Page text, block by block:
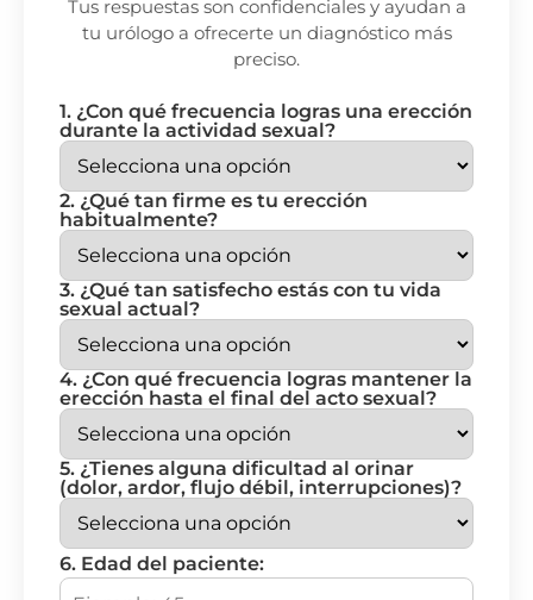
Tus respuestas son confidenciales y ayudan a
tu urólogo a ofrecerte un diagnóstico más
preciso.
1. ¿Con qué frecuencia logras una erección
durante la actividad sexual?
2. ¿Qué tan firme es tu erección
habitualmente?
3. ¿Qué tan satisfecho estás con tu vida
sexual actual?
4. ¿Con qué frecuencia logras mantener la
erección hasta el final del acto sexual?
5. ¿Tienes alguna dificultad al orinar
(dolor, ardor, flujo débil, interrupciones)?
6. Edad del paciente: